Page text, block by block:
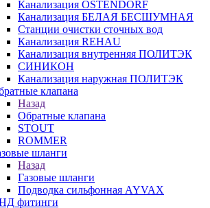
Канализация OSTENDORF
Канализация БЕЛАЯ БЕСШУМНАЯ
Станции очистки сточных вод
Канализация REHAU
Канализация внутренняя ПОЛИТЭК
СИНИКОН
Канализация наружная ПОЛИТЭК
клапана
Назад
Обратные клапана
STOUT
ROMMER
шланги
Назад
Газовые шланги
Подводка сильфонная AYVAX
фитинги